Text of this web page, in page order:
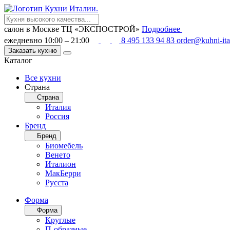
салон в Москве ТЦ «ЭКСПОСТРОЙ» Подробнее
ежедневно 10:00 – 21:00
8 495 133 94 83 order@kuhni-
Заказать кухню
Каталог
Все кухни
Страна
Страна
Италия
Россия
Бренд
Бренд
Биомебель
Венето
Италион
МакБерри
Русста
Форма
Форма
Круглые